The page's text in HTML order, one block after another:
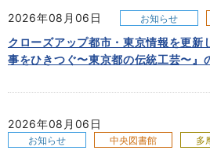
2026年08月06日 お知らせ
クローズアップ都市・東京情報を更新
事をひきつぐ〜東京都の伝統工芸〜』
2026年08月06日
お知らせ 中央図書館 多